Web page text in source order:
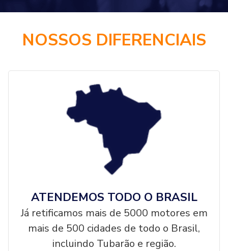
NOSSOS DIFERENCIAIS
ATENDEMOS TODO O BRASIL
Já retificamos mais de 5000 motores em
mais de 500 cidades de todo o Brasil,
incluindo Tubarão e região.